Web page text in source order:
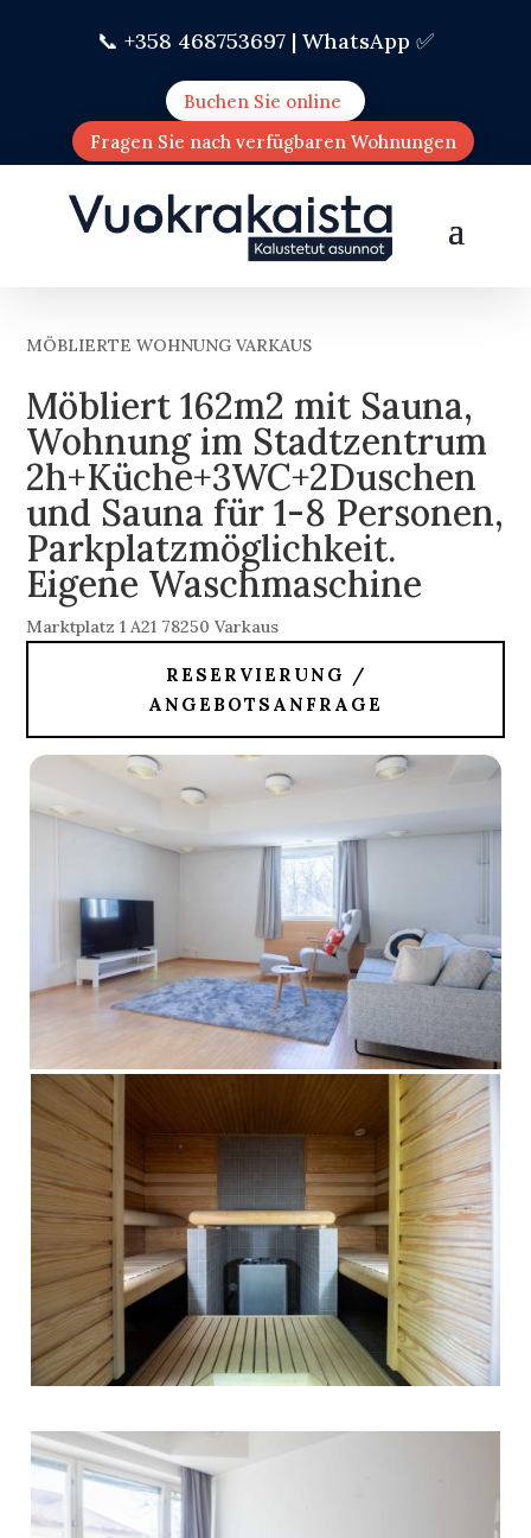
📞 +358 468753697 | WhatsApp ✅
Buchen Sie online
Fragen Sie nach verfügbaren Wohnungen
MÖBLIERTE WOHNUNG VARKAUS
Möbliert 162m2 mit Sauna,
Wohnung im Stadtzentrum
2h+Küche+3WC+2Duschen
und Sauna für 1-8 Personen,
Parkplatzmöglichkeit.
Eigene Waschmaschine
Marktplatz 1 A21 78250 Varkaus
RESERVIERUNG /
ANGEBOTSANFRAGE